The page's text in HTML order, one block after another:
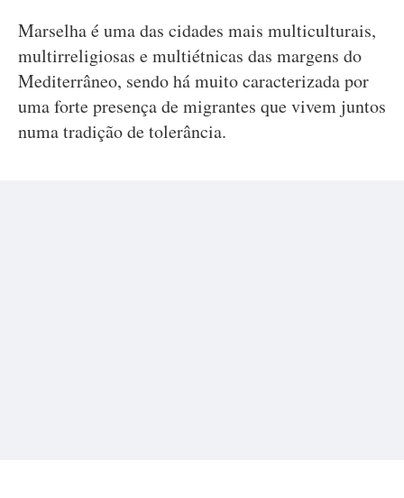
Marselha é uma das cidades mais multiculturais,
multirreligiosas e multiétnicas das margens do
Mediterrâneo, sendo há muito caracterizada por
uma forte presença de migrantes que vivem juntos
numa tradição de tolerância.